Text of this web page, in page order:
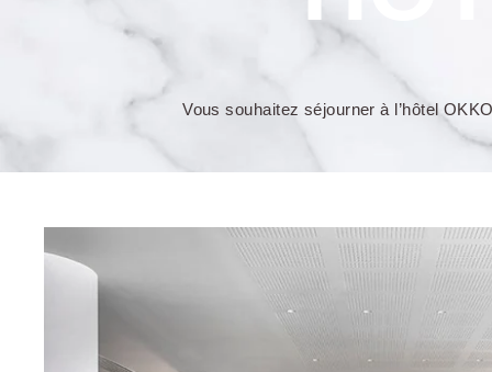
Vous souhaitez séjourner à l’hôtel